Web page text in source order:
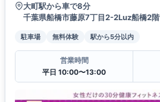
大町駅から車で8分
千葉県船橋市藤原7丁目2-2Luz船橋2階
駐車場 無料体験 駅から5分以内
営業時間
平日 10:00〜13:00